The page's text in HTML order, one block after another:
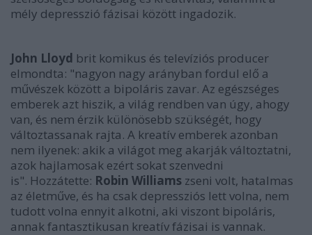
mély depresszió fázisai között ingadozik.
John Lloyd brit komikus és televíziós producer
elmondta: "nagyon nagy arányban fordul elő a
művészek között a bipoláris zavar. Az egészséges
emberek azt hiszik, a világ rendben van úgy, ahogy
van, és nem érzik különösebb szükségét, hogy
változtassanak rajta. A kreatív emberek azonban
nem ilyenek: akik a világot meg akarják változtatni,
azok hajlamosak ezért sokat szenvedni
is". Hozzátette: Robin Williams zseni volt, hatalmas
az életműve, és ha csak depressziós lett volna, nem
tudott volna ennyit alkotni, aki viszont bipoláris,
annak fantasztikusan kreatív fázisai is vannak.